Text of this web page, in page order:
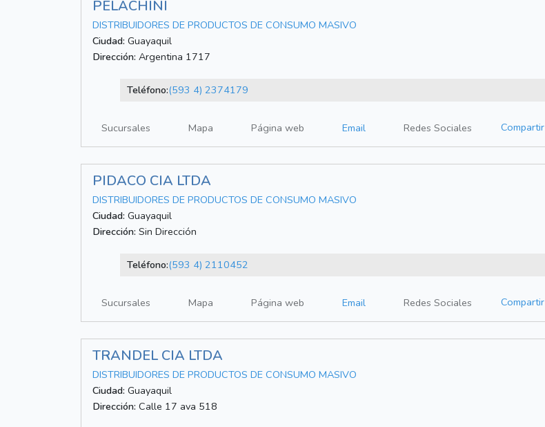
PELACHINI
DISTRIBUIDORES DE PRODUCTOS DE CONSUMO MASIVO
Ciudad: Guayaquil
Dirección: Argentina 1717
Teléfono:(593 4) 2374179
Sucursales Mapa Página web Email Redes Sociales Compartir
PIDACO CIA LTDA
DISTRIBUIDORES DE PRODUCTOS DE CONSUMO MASIVO
Ciudad: Guayaquil
Dirección: Sin Dirección
Teléfono:(593 4) 2110452
Sucursales Mapa Página web Email Redes Sociales Compartir
TRANDEL CIA LTDA
DISTRIBUIDORES DE PRODUCTOS DE CONSUMO MASIVO
Ciudad: Guayaquil
Dirección: Calle 17 ava 518